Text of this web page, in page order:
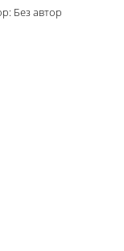
Без автор